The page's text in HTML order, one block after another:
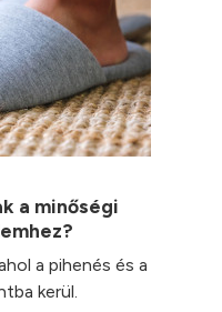
a minőségi
a pihenés és a
kerül.